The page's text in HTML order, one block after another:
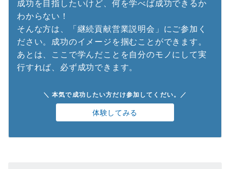
成功を目指したいけど、何を学べば成功できるか
わからない！
そんな方は、「継続貢献営業説明会」にご参加く
ださい。成功のイメージを掴むことができます。
あとは、ここで学んだことを自分のモノにして実
行すれば、必ず成功できます。
＼ 本気で成功したい方だけ参加してくだい。／
体験してみる